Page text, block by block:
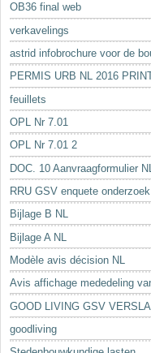
OB36 final web
verkavelings
astrid infobrochure voor de
PERMIS URB NL 2016
feuillets
OPL Nr 7.01
OPL Nr 7.01 2
DOC. 10 Aanvraagformulier NL
RRU GSV enquete onderzoek
Bijlage B NL
Bijlage A NL
Modèle avis décision NL
Avis affichage mededeling
GOOD LIVING GSV
goodliving